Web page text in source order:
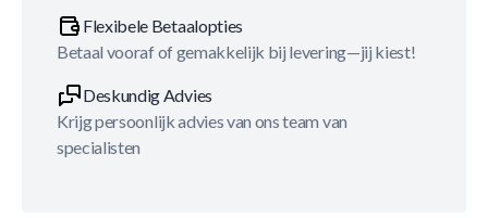
Flexibele Betaalopties
Betaal vooraf of gemakkelijk bij levering—jij kiest!
Deskundig Advies
Krijg persoonlijk advies van ons team van
specialisten